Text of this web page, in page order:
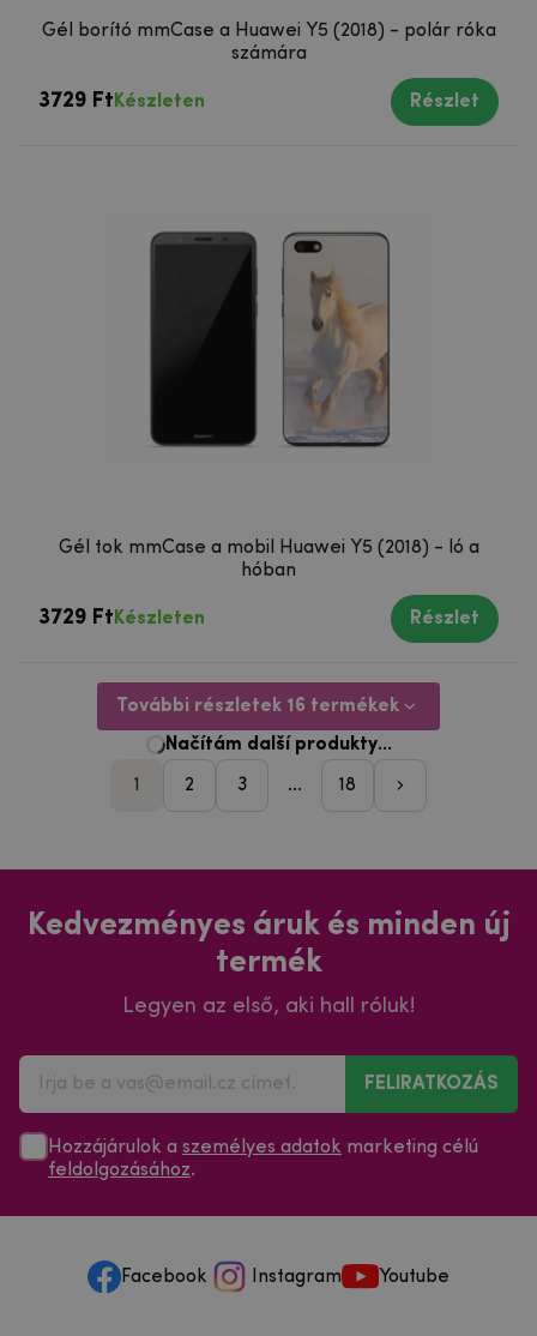
Gél borító mmCase a Huawei Y5 (2018) - polár róka
számára
3729 Ft Készleten Részlet
Gél tok mmCase a mobil Huawei Y5 (2018) - ló a
hóban
3729 Ft Készleten Részlet
További részletek 16 termékek
...
termék
Legyen az első, aki hall róluk!
FELIRATKOZÁS
Hozzájárulok aszemélyes adatokmarketing célú
feldolgozásához.